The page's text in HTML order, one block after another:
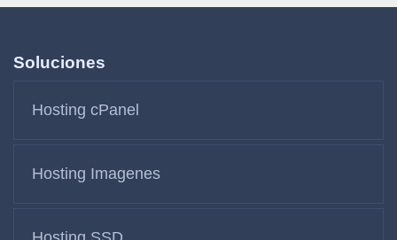
Soluciones
Hosting cPanel
Hosting Imagenes